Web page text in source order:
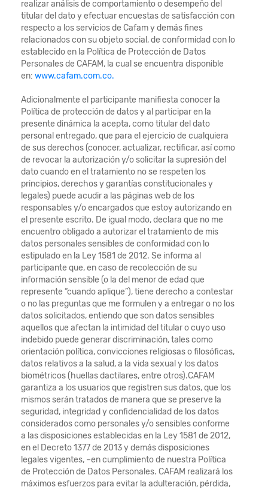
realizar análisis de comportamiento o desempeño del
titular del dato y efectuar encuestas de satisfacción con
respecto a los servicios de Cafam y demás fines
relacionados con su objeto social, de conformidad con lo
establecido en la Política de Protección de Datos
Personales de CAFAM, la cual se encuentra disponible
en: www.cafam.com.co.
Adicionalmente el participante manifiesta conocer la
Política de protección de datos y al participar en la
presente dinámica la acepta, como titular del dato
personal entregado, que para el ejercicio de cualquiera
de sus derechos (conocer, actualizar, rectificar, así como
de revocar la autorización y/o solicitar la supresión del
dato cuando en el tratamiento no se respeten los
principios, derechos y garantías constitucionales y
legales) puede acudir a las páginas web de los
responsables y/o encargados que estoy autorizando en
el presente escrito. De igual modo, declara que no me
encuentro obligado a autorizar el tratamiento de mis
datos personales sensibles de conformidad con lo
estipulado en la Ley 1581 de 2012. Se informa al
participante que, en caso de recolección de su
información sensible (o la del menor de edad que
represente “cuando aplique”), tiene derecho a contestar
o no las preguntas que me formulen y a entregar o no los
datos solicitados, entiendo que son datos sensibles
aquellos que afectan la intimidad del titular o cuyo uso
indebido puede generar discriminación, tales como
orientación política, convicciones religiosas o filosóficas,
datos relativos a la salud, a la vida sexual y los datos
biométricos (huellas dactilares, entre otros).CAFAM
garantiza a los usuarios que registren sus datos, que los
mismos serán tratados de manera que se preserve la
seguridad, integridad y confidencialidad de los datos
considerados como personales y/o sensibles conforme
a las disposiciones establecidas en la Ley 1581 de 2012,
en el Decreto 1377 de 2013 y demás disposiciones
legales vigentes, –en cumplimiento de nuestra Política
de Protección de Datos Personales. CAFAM realizará los
máximos esfuerzos para evitar la adulteración, pérdida,